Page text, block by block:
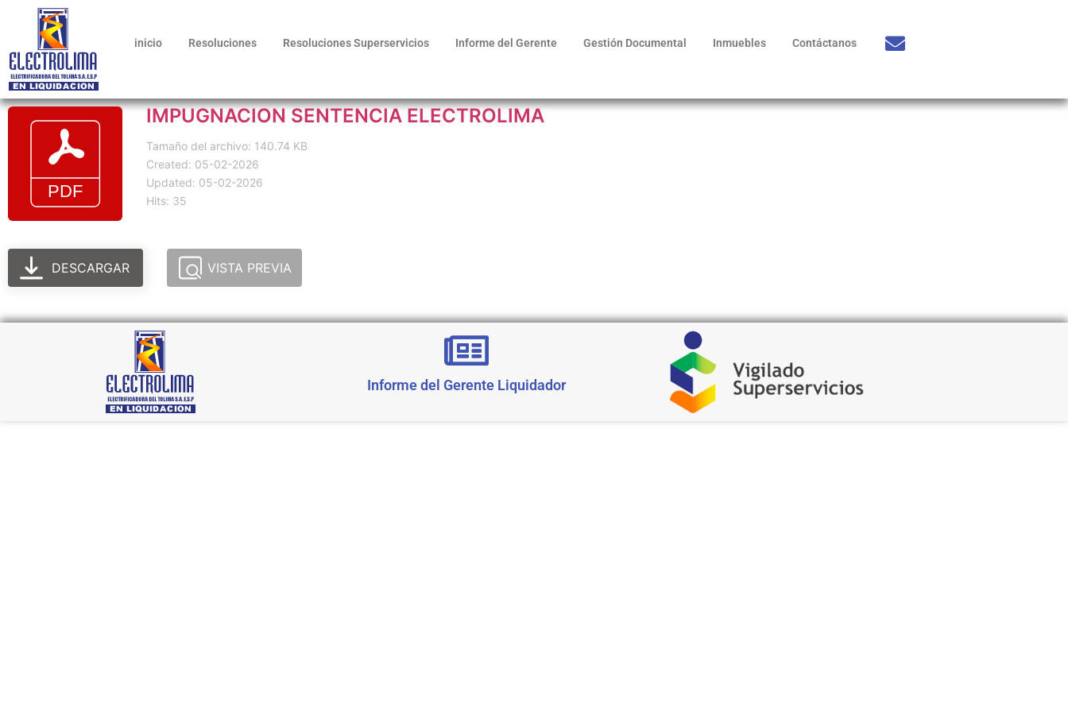
inicio Resoluciones Resoluciones Superservicios Informe del Gerente Gestión Documental Inmuebles Contáctanos
IMPUGNACION SENTENCIA ELECTROLIMA
Tamaño del archivo: 140.74 KB
Created: 05-02-2026
Updated: 05-02-2026
Hits: 35
DESCARGAR VISTA PREVIA
Informe del Gerente Liquidador